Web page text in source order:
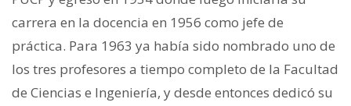
carrera en la docencia en 1956 como jefe de
práctica. Para 1963 ya había sido nombrado uno de
los tres profesores a tiempo completo de la Facultad
de Ciencias e Ingeniería, y desde entonces dedicó su